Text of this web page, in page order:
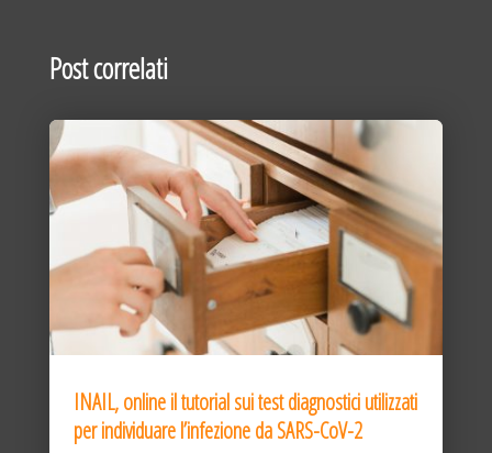
Post correlati
INAIL, online il tutorial sui test diagnostici utilizzati
per individuare l’infezione da SARS-CoV-2